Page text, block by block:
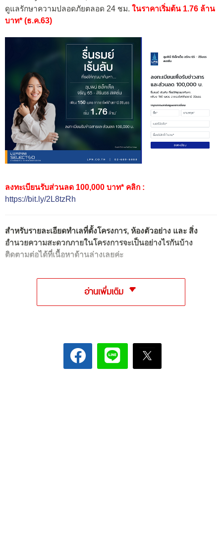
ดูแลรักษาความปลอดภัยตลอด 24 ชม. ในราคาเริ่มต้น 1.76 ล้าน
บาท* (ธ.ค.63)
ลงทะเบียนรับส่วนลด 100,000 บาท* คลิก :
https://bit.ly/2L8tzRh
สำหรับรายละเอียดทำเลที่ตั้งโครงการ, ห้องตัวอย่าง และ สิ่ง
อำนวยความสะดวกภายในโครงการจะเป็นอย่างไรกันบ้าง
ติดตามต่อได้ที่เนื้อหาด้านล่างเลยค่ะ
อ่านเพิ่มเติม